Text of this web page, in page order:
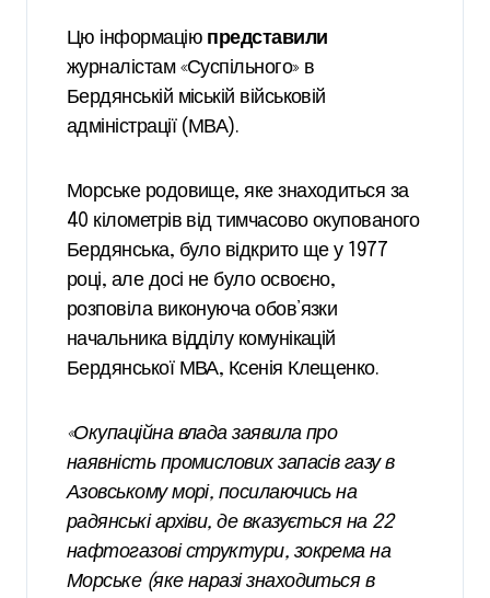
Цю інформацію представили
журналістам «Суспільного» в
Бердянській міській військовій
адміністрації (МВА).
Морське родовище, яке знаходиться за
40 кілометрів від тимчасово окупованого
Бердянська, було відкрито ще у 1977
році, але досі не було освоєно,
розповіла виконуюча обов’язки
начальника відділу комунікацій
Бердянської МВА, Ксенія Клещенко.
«Окупаційна влада заявила про
наявність промислових запасів газу в
Азовському морі, посилаючись на
радянські архіви, де вказується на 22
нафтогазові структури, зокрема на
Морське (яке наразі знаходиться в